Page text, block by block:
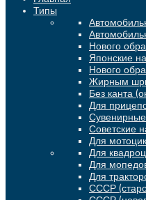
Типы
Нового
Японские
Нового
Жирным
Без канта
Для
Советские
Для
Для
Для
Для
СССР